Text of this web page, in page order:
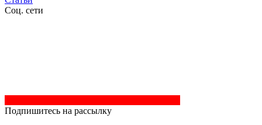
Соц. сети
Подпишитесь на рассылку